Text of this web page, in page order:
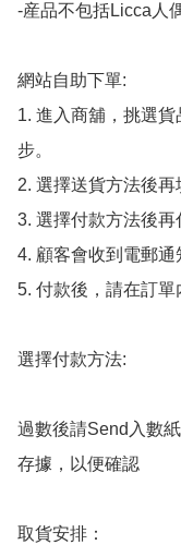
-産品不包括Licca人
網站自助下單:
1. 進入商舖，挑選
步。
2. 選擇送貨方法後
3. 選擇付款方法後
4. 顧客會收到電郵
5. 付款後，請在訂
選擇付款方法:
過數後請Send入數
存據，以便確認
取貨安排：